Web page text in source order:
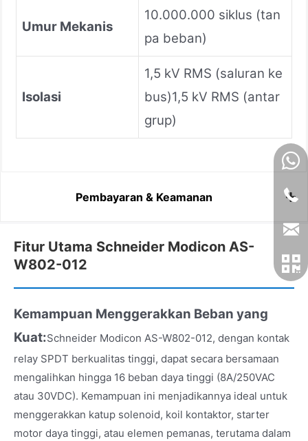
Umur Mekanis
10.000.000 siklus (tan
pa beban)
Isolasi
1,5 kV RMS (saluran ke
bus)1,5 kV RMS (antar
grup)
Pembayaran & Keamanan
Fitur Utama Schneider Modicon AS-
W802-012
Kemampuan Menggerakkan Beban yang
Kuat:Schneider Modicon AS-W802-012, dengan kontak
relay SPDT berkualitas tinggi, dapat secara bersamaan
mengalihkan hingga 16 beban daya tinggi (8A/250VAC
atau 30VDC). Kemampuan ini menjadikannya ideal untuk
menggerakkan katup solenoid, koil kontaktor, starter
motor daya tinggi, atau elemen pemanas, terutama dalam